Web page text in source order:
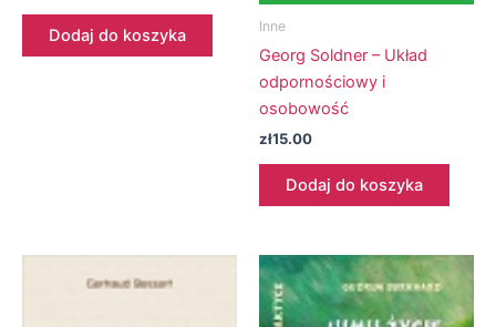
Dodaj do koszyka
Inne
Georg Soldner – Układ
odpornościowy i
osobowość
zł15.00
Dodaj do koszyka